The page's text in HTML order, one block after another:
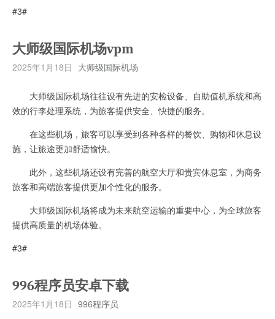
#3#
大师级国际机场vpm
2025年1月18日 大师级国际机场
大师级国际机场往往设有先进的安检设备、自助值机系统和高
效的行李处理系统，为旅客提供安全、快捷的服务。
在这些机场，旅客可以享受到各种各样的餐饮、购物和休息设
施，让旅途更加舒适愉快。
此外，这些机场还设有完善的航空大厅和贵宾休息室，为商务
旅客和高端旅客提供更加个性化的服务。
大师级国际机场将成为未来航空运输的重要中心，为全球旅客
提供高质量的机场体验。
#3#
996程序员安卓下载
2025年1月18日 996程序员